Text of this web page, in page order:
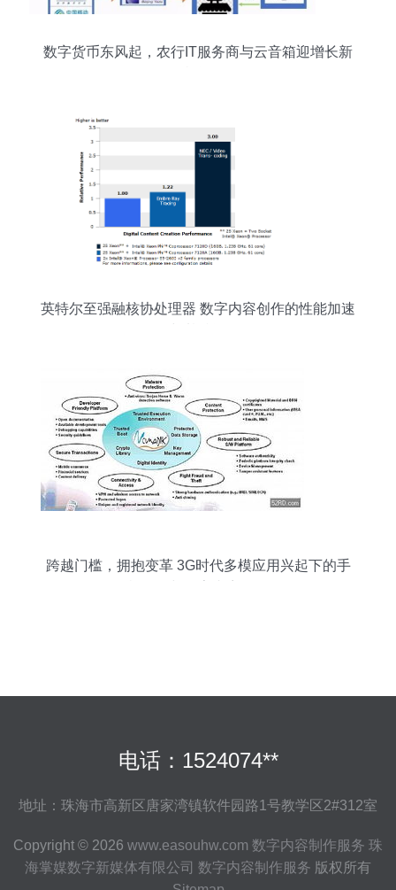
数字货币东风起，农行IT服务商与云音箱迎增长新
英特尔至强融核协处理器 数字内容创作的性能加速
跨越门槛，拥抱变革 3G时代多模应用兴起下的手
电话：1524074**
地址：珠海市高新区唐家湾镇软件园路1号教学区2#312室
Copyright © 2026 www.easouhw.com 数字内容制作服务 珠
海掌媒数字新媒体有限公司 数字内容制作服务 版权所有